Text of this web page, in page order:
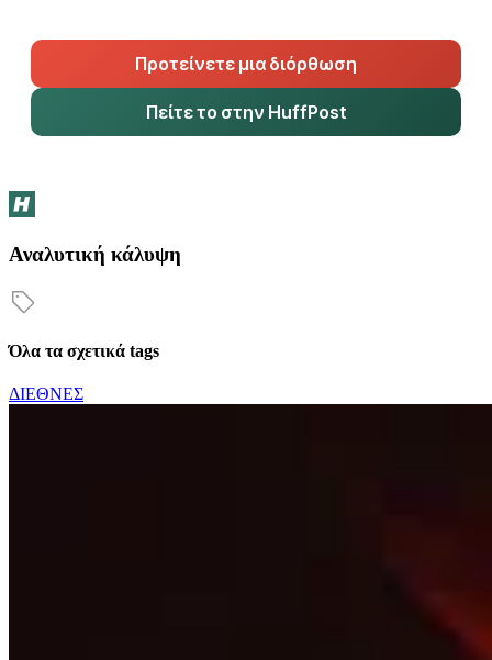
Προτείνετε μια διόρθωση
Πείτε το στην HuffPost
Αναλυτική κάλυψη
Όλα τα σχετικά tags
ΔΙΕΘΝΕΣ